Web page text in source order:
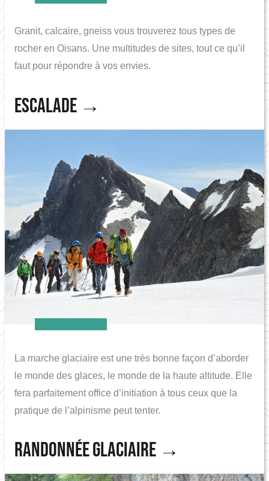
Granit, calcaire, gneiss vous trouverez tous types de
rocher en Oisans. Une multitudes de sites, tout ce qu’il
faut pour répondre à vos envies.
Escalade
La marche glaciaire est une très bonne façon d’aborder
le monde des glaces, le monde de la haute altitude. Elle
fera parfaitement office d’initiation à tous ceux que la
pratique de l’alpinisme peut tenter.
Randonnée glaciaire